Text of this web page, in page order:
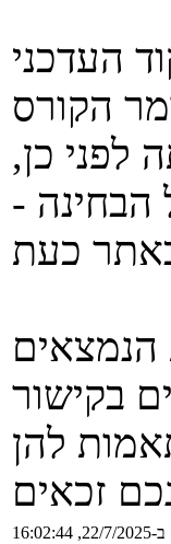
העדכני
לפני כן,
הבחינה -
הנמצאים
בקישור
להן